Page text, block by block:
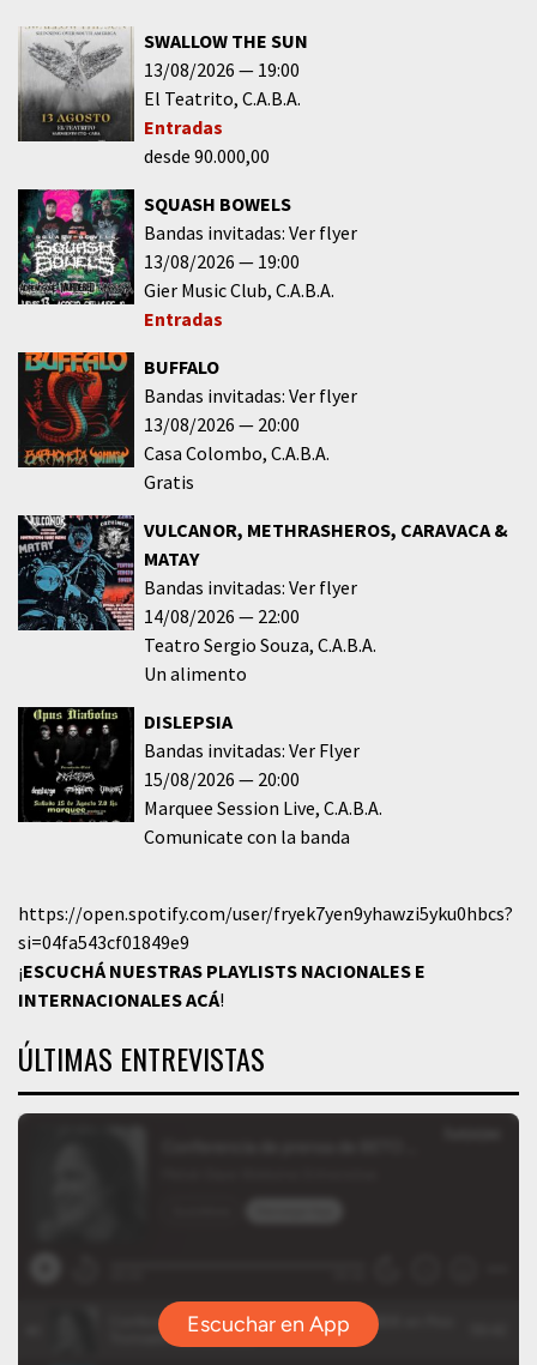
SWALLOW THE SUN
13/08/2026
19:00
El Teatrito C.A.B.A.
Entradas
desde 90.000,00
SQUASH BOWELS
Bandas invitadas: Ver flyer
13/08/2026
19:00
Gier Music Club C.A.B.A.
Entradas
BUFFALO
Bandas invitadas: Ver flyer
13/08/2026
20:00
Casa Colombo C.A.B.A.
Gratis
VULCANOR, METHRASHEROS, CARAVACA &
MATAY
Bandas invitadas: Ver flyer
14/08/2026
22:00
Teatro Sergio Souza C.A.B.A.
Un alimento
DISLEPSIA
Bandas invitadas: Ver Flyer
15/08/2026
20:00
Marquee Session Live C.A.B.A.
Comunicate con la banda
https://open.spotify.com/user/fryek7yen9yhawzi5yku0hbcs?
si=04fa543cf01849e9
¡ESCUCHÁ NUESTRAS PLAYLISTS NACIONALES E
INTERNACIONALESACÁ!
ÚLTIMAS ENTREVISTAS